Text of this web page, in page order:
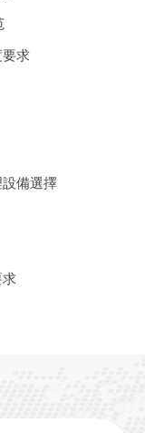
求
備選擇
求